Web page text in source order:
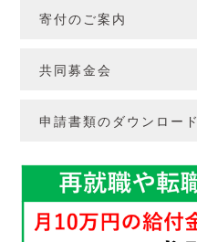
寄付のご案内
共同募金会
申請書類のダウンロード